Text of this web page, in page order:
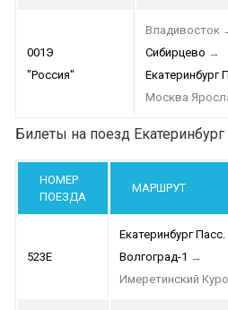
001Э
"Россия"
Владивосток
Сибирцево →
Екатеринбург
Москва
Билеты на поезд
НОМЕР
ПОЕЗДА
МАРШРУТ
523Е
Екатеринбург Пасс.
Волгоград-1 →
Имеретинский